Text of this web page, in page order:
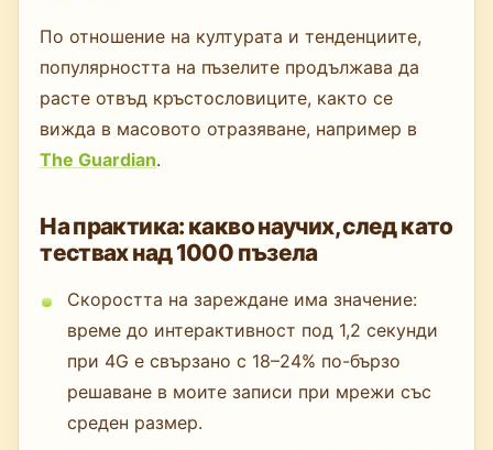
По отношение на културата и тенденциите,
популярността на пъзелите продължава да
расте отвъд кръстословиците, както се
вижда в масовото отразяване, например в
The Guardian.
На практика: какво научих, след като
тествах над 1000 пъзела
Скоростта на зареждане има значение:
време до интерактивност под 1,2 секунди
при 4G е свързано с 18–24% по-бързо
решаване в моите записи при мрежи със
среден размер.